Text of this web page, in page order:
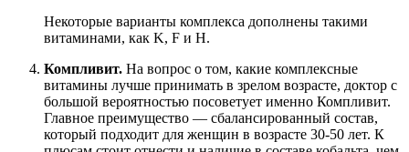
Некоторые варианты комплекса дополнены такими
витаминами, как K, F и H.
Компливит. На вопрос о том, какие комплексные
витамины лучше принимать в зрелом возрасте, доктор с
большой вероятностью посоветует именно Компливит.
Главное преимущество — сбалансированный состав,
который подходит для женщин в возрасте 30-50 лет. К